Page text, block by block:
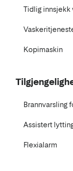
Tidlig
Kopimaskin
Brannvarsling
Assistert
Flexialarm